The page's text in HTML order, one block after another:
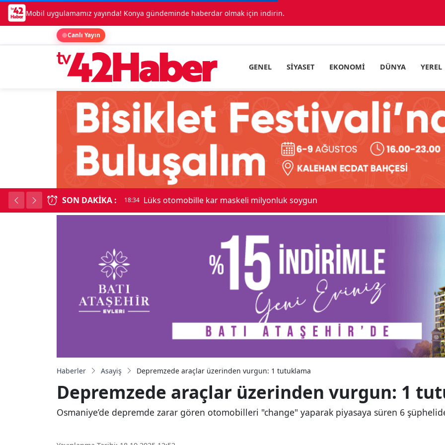
Mobil uygulamamız yayında! Konya gündeminde haberdar olmak için indirin.
Canlı Yayın
GENEL SIYASET EKONOMI DÜNYA YEREL
SON DAKIKA : 18:34 Lüks otomobille kar maskeli milyonluk soygun
Haberler Asayiş Depremzede araçlar üzerinden vurgun: 1 tutuklama
Depremzede araçlar üzerinden vurgun: 1
Osmaniye’de depremde zarar gören otomobilleri "change" yaparak piyasaya süren 6